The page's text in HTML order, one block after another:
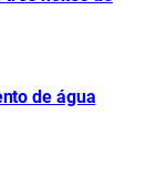
de água